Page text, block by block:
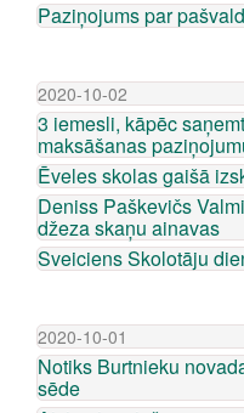
Paziņojums par
2020-10-02
3 iemesli, kāpēc
maksāšanas
Ēveles skolas gaišā
Deniss Paškevičs
džeza skaņu ainavas
Sveiciens Skolotāju
2020-10-01
Notiks Burtnieku
sēde